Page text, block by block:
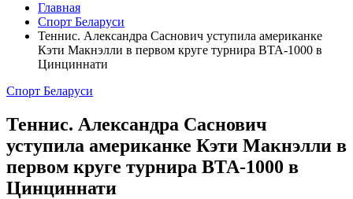
Главная
Спорт Беларуси
Теннис. Александра Саснович уступила американке
Кэти Макнэлли в первом круге турнира ВТА-1000 в
Цинциннати
Спорт Беларуси
Теннис. Александра Саснович
уступила американке Кэти Макнэлли в
первом круге турнира ВТА-1000 в
Цинциннати